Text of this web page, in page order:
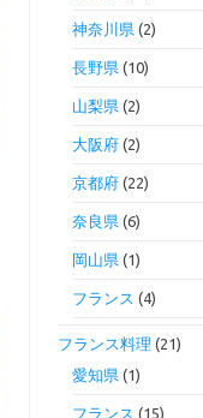
神奈川県(2)
長野県(10)
山梨県(2)
大阪府(2)
京都府(22)
奈良県(6)
岡山県(1)
フランス (4)
フランス料理 (21)
愛知県(1)
フランス (15)